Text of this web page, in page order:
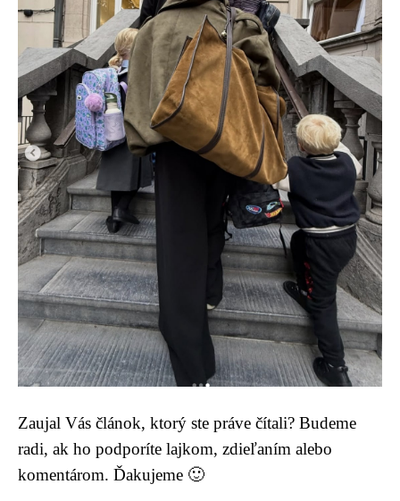
Zaujal Vás článok, ktorý ste práve čítali? Budeme
radi, ak ho podporíte lajkom, zdieľaním alebo
komentárom. Ďakujeme 🙂